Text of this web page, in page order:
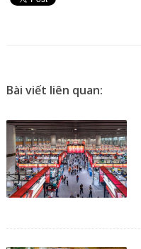
Bài viết liên quan: